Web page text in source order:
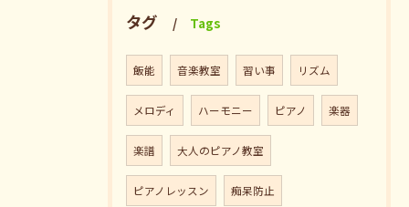
タグ Tags
飯能 音楽教室 習い事 リズム
メロディ ハーモニー ピアノ 楽器
楽譜 大人のピアノ教室
ピアノレッスン 痴呆防止